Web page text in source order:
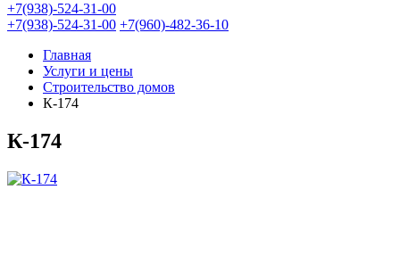
+7(938)-524-31-00
+7(938)-524-31-00 +7(960)-482-36-10
Главная
Услуги и цены
Строительство домов
К-174
К-174